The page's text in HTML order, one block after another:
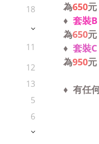
18
11
12
13
5
6
為650元
♦ 套裝
為650元
♦ 套裝
為950元
♦ 有任